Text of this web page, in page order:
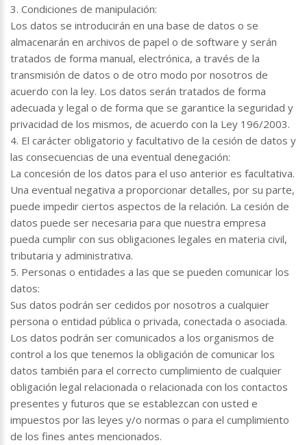
3. Condiciones de manipulación:
Los datos se introducirán en una base de datos o se
almacenarán en archivos de papel o de software y serán
tratados de forma manual, electrónica, a través de la
transmisión de datos o de otro modo por nosotros de
acuerdo con la ley. Los datos serán tratados de forma
adecuada y legal o de forma que se garantice la seguridad y
privacidad de los mismos, de acuerdo con la Ley 196/2003.
4. El carácter obligatorio y facultativo de la cesión de datos y
las consecuencias de una eventual denegación:
La concesión de los datos para el uso anterior es facultativa.
Una eventual negativa a proporcionar detalles, por su parte,
puede impedir ciertos aspectos de la relación. La cesión de
datos puede ser necesaria para que nuestra empresa
pueda cumplir con sus obligaciones legales en materia civil,
tributaria y administrativa.
5. Personas o entidades a las que se pueden comunicar los
datos:
Sus datos podrán ser cedidos por nosotros a cualquier
persona o entidad pública o privada, conectada o asociada.
Los datos podrán ser comunicados a los organismos de
control a los que tenemos la obligación de comunicar los
datos también para el correcto cumplimiento de cualquier
obligación legal relacionada o relacionada con los contactos
presentes y futuros que se establezcan con usted e
impuestos por las leyes y/o normas o para el cumplimiento
de los fines antes mencionados.